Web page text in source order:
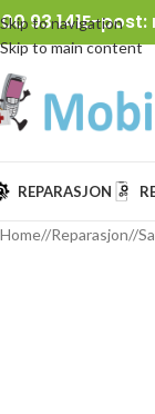
Skip to navigation
Skip to main content
93 141E-post:
REPARASJON
Home/ Reparasjon/